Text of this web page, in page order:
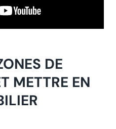
DE
METTRE EN